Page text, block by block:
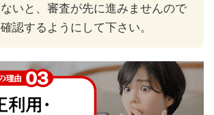
ないと、審査が先に進みませんので
確認するようにして下さい。